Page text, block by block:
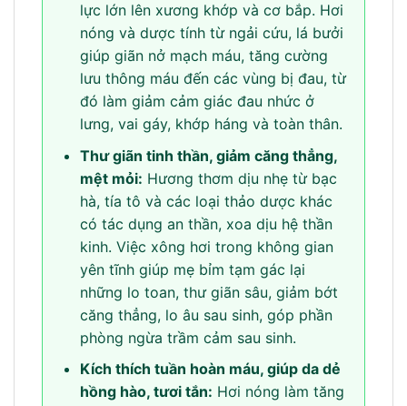
lực lớn lên xương khớp và cơ bắp. Hơi
nóng và dược tính từ ngải cứu, lá bưởi
giúp giãn nở mạch máu, tăng cường
lưu thông máu đến các vùng bị đau, từ
đó làm giảm cảm giác đau nhức ở
lưng, vai gáy, khớp háng và toàn thân.
Thư giãn tinh thần, giảm căng thẳng,
mệt mỏi: Hương thơm dịu nhẹ từ bạc
hà, tía tô và các loại thảo dược khác
có tác dụng an thần, xoa dịu hệ thần
kinh. Việc xông hơi trong không gian
yên tĩnh giúp mẹ bỉm tạm gác lại
những lo toan, thư giãn sâu, giảm bớt
căng thẳng, lo âu sau sinh, góp phần
phòng ngừa trầm cảm sau sinh.
Kích thích tuần hoàn máu, giúp da dẻ
hồng hào, tươi tắn: Hơi nóng làm tăng